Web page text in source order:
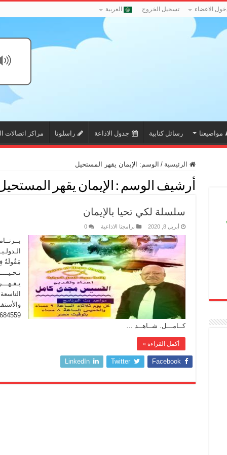
الاعضاء تسجيل الخروج العربية
مواضيعنا رسائل كتابية جدول الاذاعة راسلونا مراكز اتصالات
الرئيسية / الوسم: الإيمان يقهر المستحيل
أرشيف الوسم : الإيمان يقهر
سلسلة لكي تحيا بالإيمان
أبريل 8, 2020 برامجنا الاذاعية 0
كــامـــل. شــاهــد …
أكمل القراءة »
Facebook
Twitter
LinkedIn